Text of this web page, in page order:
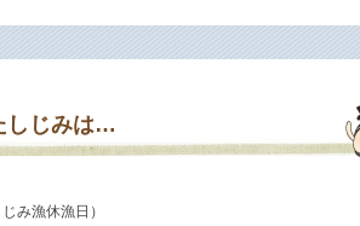
しじみは…
み漁休漁日）